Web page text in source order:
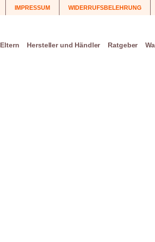
IMPRESSUM WIDERRUFSBELEHRUNG
Eltern Hersteller und Händler Ratgeber